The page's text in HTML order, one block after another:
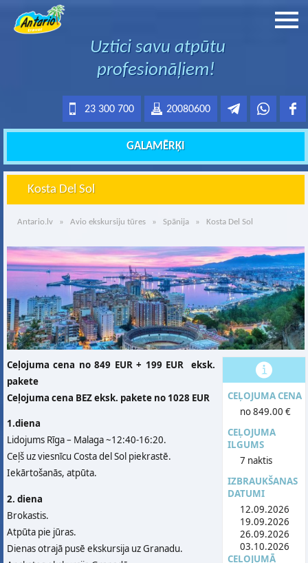
Uztici savu atpūtu
profesionāļiem!
20080600
23 300 700
GALAMĒRĶI
Kosta Del Sol
Antario.lv » Avio ekskursiju tūres » Spānija » Kosta Del Sol
CEĻOJUMA CENA
no 849.00 €
CEĻOJUMA
ILGUMS
7 naktis
IZBRAUKŠANAS
DATUMI
12.09.2026
19.09.2026
26.09.2026
03.10.2026
CEĻOJUMĀ
Ceļojuma cena no 849 EUR + 199 EUR eksk.
pakete
Ceļojuma cena BEZ eksk. pakete no 1028 EUR
1.diena
Lidojums Rīga – Malaga ~12:40-16:20.
Ceļš uz viesnīcu Costa del Sol piekrastē.
Iekārtošanās, atpūta.
2. diena
Brokastis.
Atpūta pie jūras.
Dienas otrajā pusē ekskursija uz Granadu.